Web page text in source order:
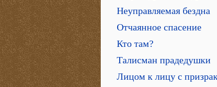
Неуправляемая бездна
Отчаянное спасение
Кто там?
Талисман прадедушки
Лицом к лицу с